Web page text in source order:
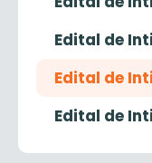
Edital de
Edital de
Edital de